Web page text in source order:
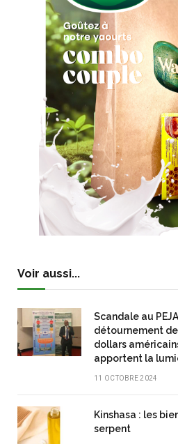
Voir aussi...
Scandale au
détournement
dollars
apportent la
11 OCTOBRE 2024
Kinshasa : les
serpent